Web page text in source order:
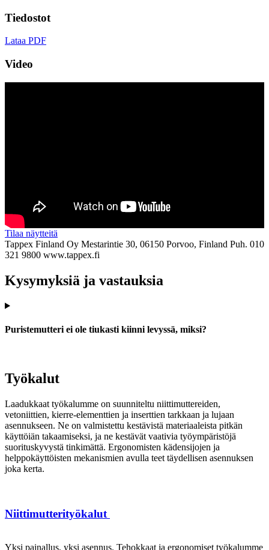
Tiedostot
Lataa PDF
Video
Tilaa näytteitä
Tappex Finland Oy Mestarintie 30, 06150 Porvoo, Finland Puh. 010
321 9800 www.tappex.fi
Kysymyksiä ja vastauksia
Puristemutteri ei ole tiukasti kiinni levyssä, miksi?
Työkalut
Laadukkaat työkalumme on suunniteltu niittimuttereiden,
vetoniittien, kierre-elementtien ja inserttien tarkkaan ja lujaan
asennukseen. Ne on valmistettu kestävistä materiaaleista pitkän
käyttöiän takaamiseksi, ja ne kestävät vaativia työympäristöjä
suorituskyvystä tinkimättä. Ergonomisten kädensijojen ja
helppokäyttöisten mekanismien avulla teet täydellisen asennuksen
joka kerta.
Niittimutterityökalut
Yksi painallus, yksi asennus. Tehokkaat ja ergonomiset työkalumme